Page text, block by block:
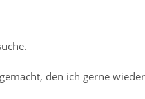
den ich gerne